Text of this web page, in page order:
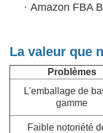
· Amazon FBA
La valeur que
Problèmes
L'emballage de
gamme
Faible notoriété